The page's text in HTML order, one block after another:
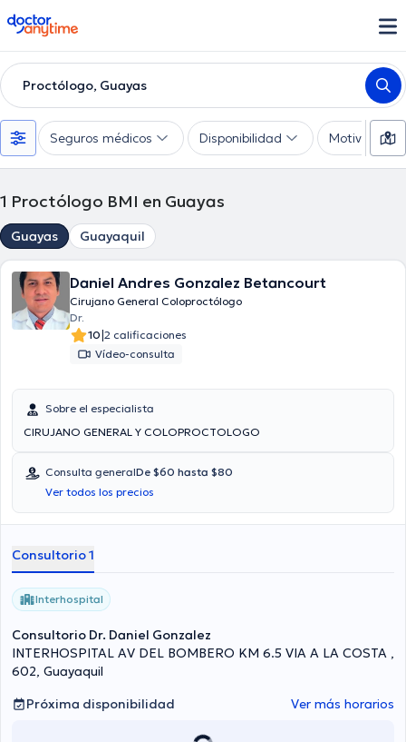
doctoranytime
Proctólogo, Guayas
Seguros médicos Disponibilidad Motivo de
1 Proctólogo BMI en Guayas
Guayas Guayaquil
Daniel Andres Gonzalez Betancourt
Cirujano General Coloproctólogo
Dr.
10|2 calificaciones
Vídeo-consulta
Sobre el especialista
CIRUJANO GENERAL Y COLOPROCTOLOGO
Consulta generalDe $60 hasta $80
Ver todos los precios
Consultorio 1
Interhospital
Consultorio Dr. Daniel Gonzalez
INTERHOSPITAL AV DEL BOMBERO KM 6.5 VIA A LA COSTA ,
602, Guayaquil
Próxima disponibilidad
Ver más horarios